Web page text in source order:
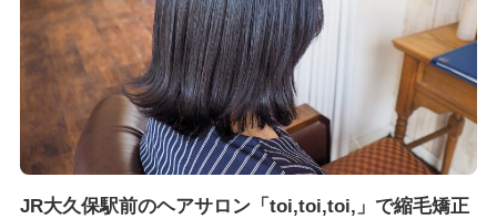
JR大久保駅前のヘアサロン「toi,toi,toi,」で縮毛矯正